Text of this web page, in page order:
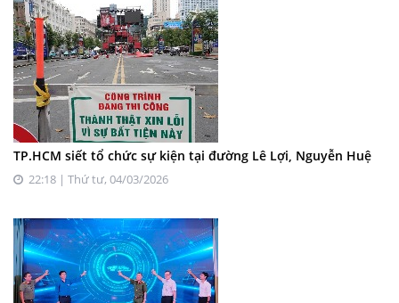
TP.HCM siết tổ chức sự kiện tại đường Lê Lợi, Nguyễn Huệ
22:18 | Thứ tư, 04/03/2026